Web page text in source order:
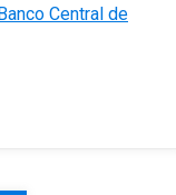
Central de